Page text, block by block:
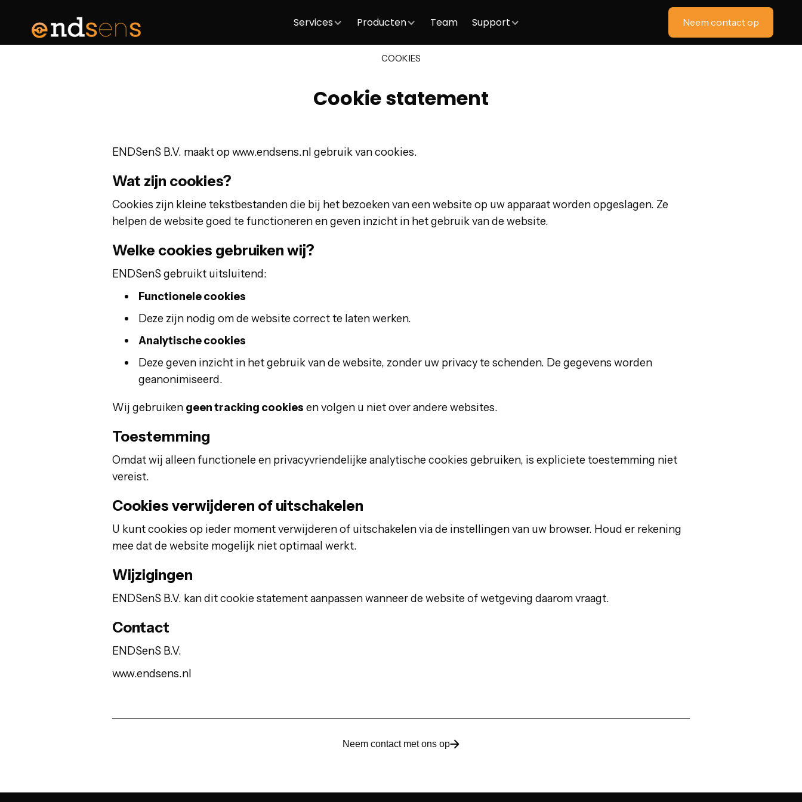
Services Producten Team Support Neem contact op
COOKIES
Cookie statement
ENDSenS B.V. maakt op www.endsens.nl gebruik van cookies.
Wat zijn cookies?
Cookies zijn kleine tekstbestanden die bij het bezoeken van een website op uw apparaat worden opgeslagen. Ze
helpen de website goed te functioneren en geven inzicht in het gebruik van de website.
Welke cookies gebruiken wij?
ENDSenS gebruikt uitsluitend:
Functionele cookies
Deze zijn nodig om de website correct te laten werken.
Analytische cookies
Deze geven inzicht in het gebruik van de website, zonder uw privacy te schenden. De gegevens worden
geanonimiseerd.
Wij gebruiken geen tracking cookies en volgen u niet over andere websites.
Toestemming
Omdat wij alleen functionele en privacyvriendelijke analytische cookies gebruiken, is expliciete toestemming niet
vereist.
Cookies verwijderen of uitschakelen
U kunt cookies op ieder moment verwijderen of uitschakelen via de instellingen van uw browser. Houd er rekening
mee dat de website mogelijk niet optimaal werkt.
Wijzigingen
ENDSenS B.V. kan dit cookie statement aanpassen wanneer de website of wetgeving daarom vraagt.
Contact
ENDSenS B.V.
www.endsens.nl
Neem contact met ons op